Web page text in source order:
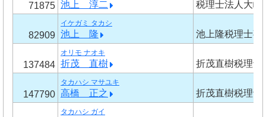
71875 池上 淳二 税理士法人大
82909
イケガミ タカシ
池上 隆 池上隆税理士事
137484
オリモ ナオキ
折茂 直樹 折茂直樹税理士
147790
タカハシ マサユキ
高橋 正之 折茂直樹税理士
タカハシ ガイ